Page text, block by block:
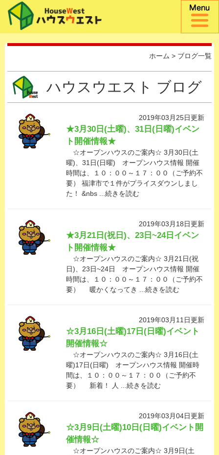
ホーム > ブログ一覧
ハウスウエスト ブログ
2019年03月25日更新
★3月30日(土曜)、31日(日曜)イベン
ト開催情報★
☆オープンハウスのご案内☆ 3月30日(土
曜)、31日(日曜) オープンハウス情報 開催
時間は、１０：００～１７：００（ご予約不
要） 福津市で１件がプライスダウンしまし
た！ &nbs ...続きを読む
2019年03月18日更新
★3月21日(祝日)、23日~24日イベン
ト開催情報★
☆オープンハウスのご案内☆ 3月21日(祝
日)、23日~24日 オープンハウス情報 開催
時間は、１０：００～１７：００（ご予約不
要） 暖かくなってき ...続きを読む
2019年03月11日更新
☆3月16日(土曜)17日(日曜)イベント
開催情報☆
☆オープンハウスのご案内☆ 3月16日(土
曜)17日(日曜) オープンハウス情報 開催時
間は、１０：００～１７：００（ご予約不
要） 新着！ 人 ...続きを読む
2019年03月04日更新
☆3月9日(土曜)10日(日曜)イベント開
催情報☆
☆オープンハウスのご案内☆ 3月9日(土